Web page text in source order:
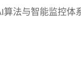
算法与智能监控体